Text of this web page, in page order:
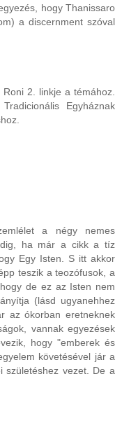
hogy Thanissaro
a discernment szóval
2. linkje a témához.
Egyháznak
a négy nemes
ha már a cikk a tíz
Egy Isten. S itt akkor
teszik a teozófusok, a
de ez az Isten nem
(lásd ugyanehhez
az ókorban eretneknek
vannak egyezések
hogy "emberek és
követésével jár a
születéshez vezet. De a